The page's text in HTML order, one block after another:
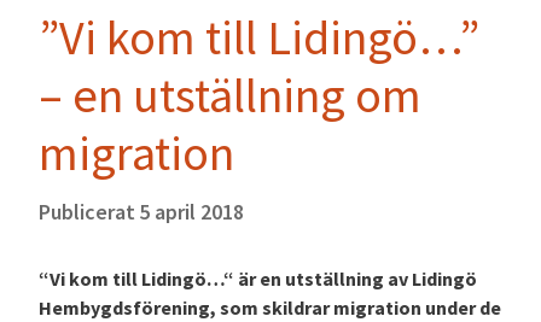
”Vi kom till Lidingö…”
– en utställning om
migration
Publicerat 5 april 2018
“Vi kom till Lidingö…“ är en utställning av Lidingö
Hembygdsförening, som skildrar migration under de